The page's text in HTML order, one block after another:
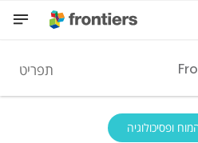
תפריט
ופסיכולוגיה